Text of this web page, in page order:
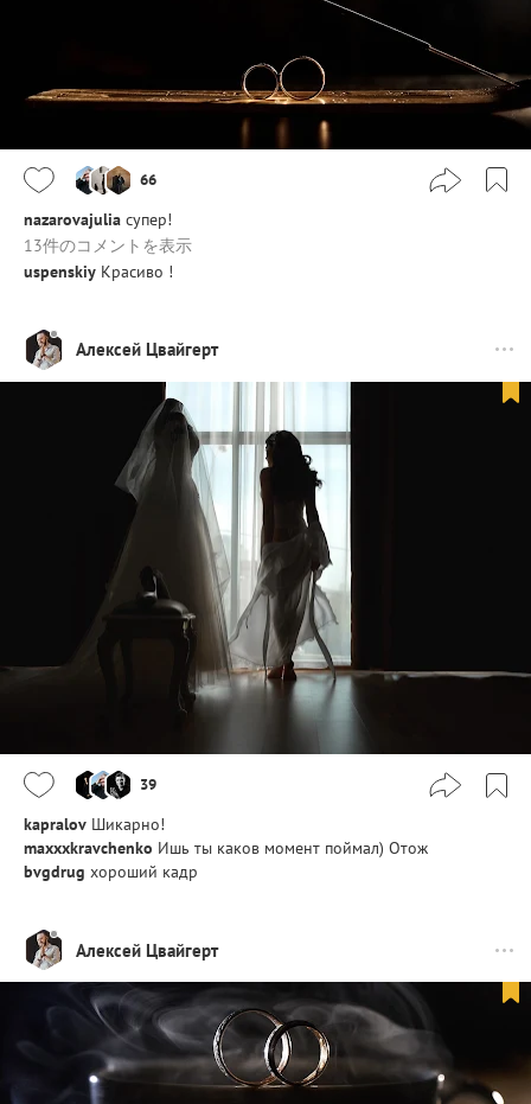
66
nazarovajulia супер!
13件のコメントを表示
uspenskiy Красиво !
Алексей Цвайгерт
39
kapralov Шикарно!
maxxxkravchenko Ишь ты каков момент поймал) Отож
bvgdrug хороший кадр
Алексей Цвайгерт